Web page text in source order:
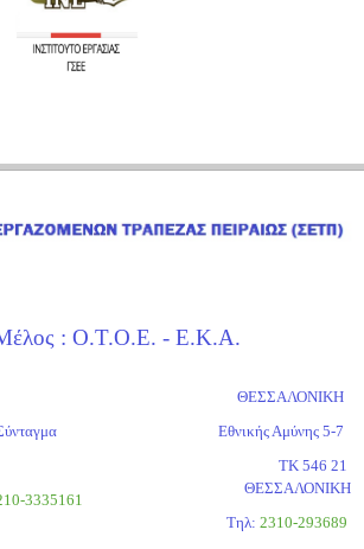
: Ο.Τ.Ο.Ε. - Ε.Κ.Α.
Σύνταγμα
3335161
ΘΕΣΣΑΛΟΝΙΚΗ
Εθνικής Αμύνης 5-7
ΤΚ 546 21
ΘΕΣΣΑΛΟΝΙΚΗ
Tηλ: 2310-293689